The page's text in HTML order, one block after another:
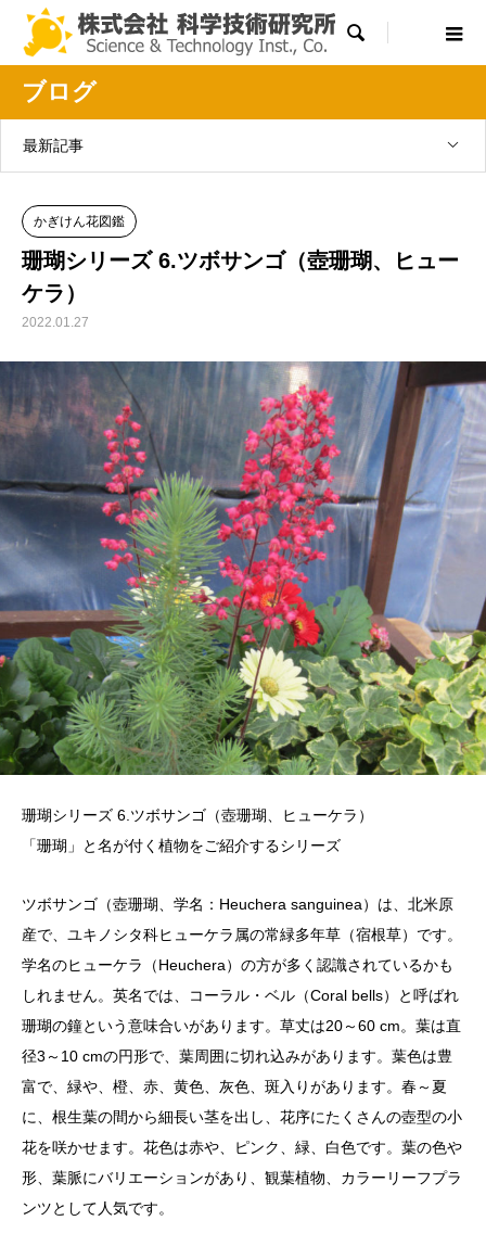

ブログ
最新記事
かぎけん花図鑑
珊瑚シリーズ 6.ツボサンゴ（壺珊瑚、ヒュー
ケラ）
2022.01.27
珊瑚シリーズ 6.ツボサンゴ（壺珊瑚、ヒューケラ）
「珊瑚」と名が付く植物をご紹介するシリーズ
ツボサンゴ（壺珊瑚、学名：Heuchera sanguinea）は、北米原
産で、ユキノシタ科ヒューケラ属の常緑多年草（宿根草）です。
学名のヒューケラ（Heuchera）の方が多く認識されているかも
しれません。英名では、コーラル・ベル（Coral bells）と呼ばれ
珊瑚の鐘という意味合いがあります。草丈は20～60 cm。葉は直
径3～10 cmの円形で、葉周囲に切れ込みがあります。葉色は豊
富で、緑や、橙、赤、黄色、灰色、斑入りがあります。春～夏
に、根生葉の間から細長い茎を出し、花序にたくさんの壺型の小
花を咲かせます。花色は赤や、ピンク、緑、白色です。葉の色や
形、葉脈にバリエーションがあり、観葉植物、カラーリーフプラ
ンツとして人気です。